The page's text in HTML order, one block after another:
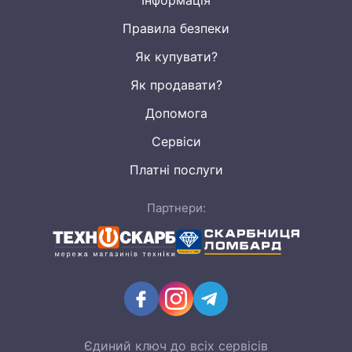
серверів та іншої електроніки. Бренд заслужив
визнання завдяки своїй якості, інноваційним
технологіям та надійності пристроїв.
Серед популярних моделей Lenovo можна виділити
найнадійніших і найпродуктивніших в індустрії. Вони
вирізняються високою продуктивністю, зручною
корпусом. Бренд також випускає ноутбуки IdeaPad і
користувачів через свої сучасні функції та
елегантний дизайн.
У сфері смартфонів бренд Lenovo пропонує серію
Moto, яка зарекомендувала себе як надійні та
функціональні пристрої. Вони оснащені якісними
камерами, міцними корпусами та потужними
Правила безпеки
Як купувати?
Як продавати?
Допомога
Сервіси
Платні послуги
Партнери:
Єдиний ключ до всіх сервісів